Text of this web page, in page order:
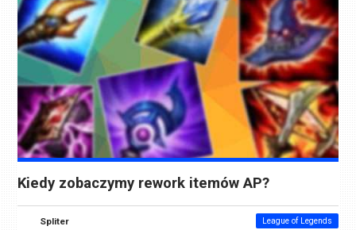
Kiedy zobaczymy rework itemów AP?
Spliter League of Legends